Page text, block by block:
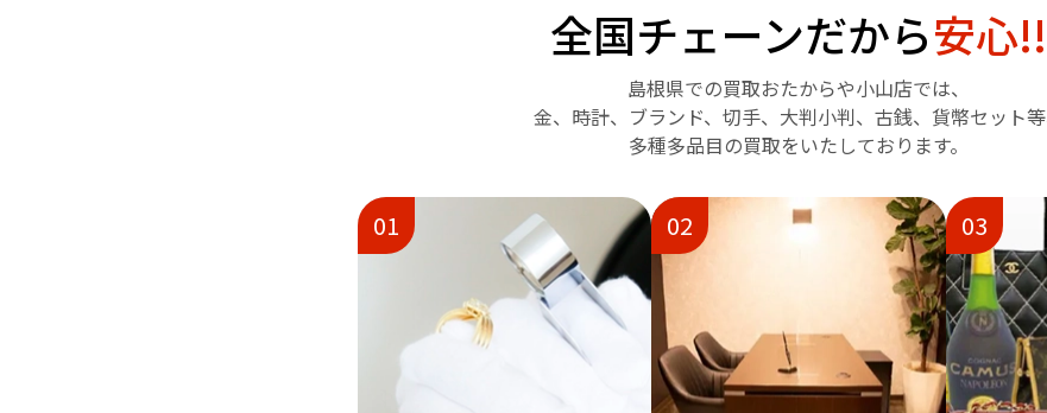
全国チェーンだから安心!!
島根県での買取おたからや小山店では、
金、時計、ブランド、切手、 大判小判、古銭、貨幣セット等
多種多品目の買取をいたしております。
01 02 03